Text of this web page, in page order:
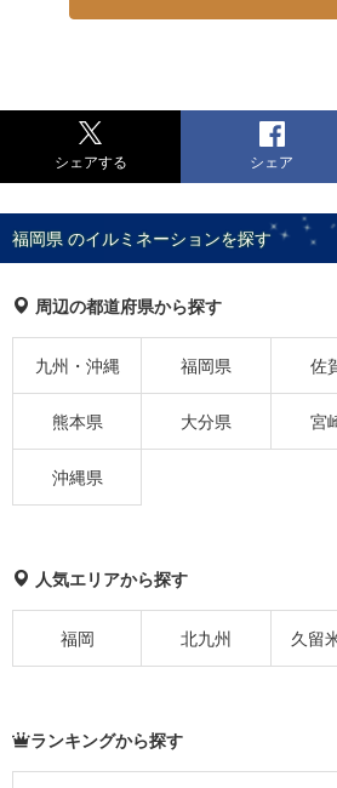
シェアする シェア
福岡県 のイルミネーションを探す
周辺の都道府県から探す
九州・沖縄 福岡県 佐
熊本県 大分県 宮
沖縄県
人気エリアから探す
福岡 北九州 久留
ランキングから探す